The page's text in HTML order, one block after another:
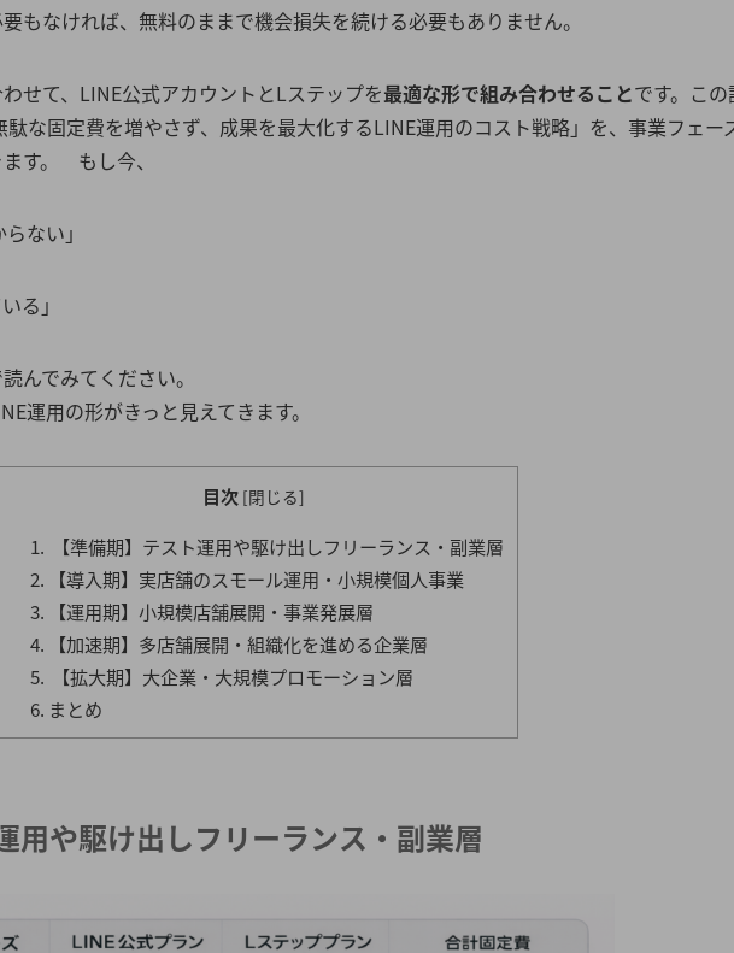
もなければ、無料のままで機会損失を続ける必要もありません。
せて、LINE公式アカウントとLステップを最適な形で組み合わせることです。こ
な固定費を増やさず、成果を最大化するLINE運用のコスト戦略」を、事業フェー
す。 もし今、
ない」
る」
んでみてください。
運用の形がきっと見えてきます。
目次 [閉じる]
【準備期】テスト運用や駆け出しフリーランス・副業層
【導入期】実店舗のスモール運用・小規模個人事業
【運用期】小規模店舗展開・事業発展層
【加速期】多店舗展開・組織化を進める企業層
【拡大期】大企業・大規模プロモーション層
まとめ
用や駆け出しフリーランス・副業層